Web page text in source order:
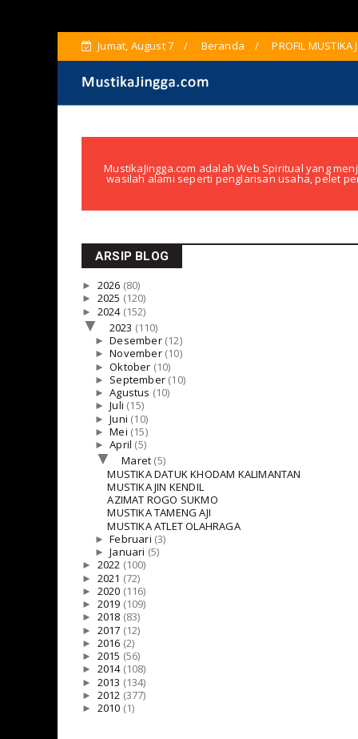
Jumat, August 7 Beranda PROFIL MUSTIKA
MustikaJingga.com adalah Web Spiritual yang
wasilah alami seperti penglarisan usaha, pelet
ARSIP BLOG
► 2026 (80)
► 2025 (120)
► 2024 (152)
▼ 2023 (110)
►Desember (12)
►November (10)
►Oktober (10)
► September (10)
►Agustus (10)
►Juli (15)
►Juni (10)
►Mei (15)
►April (5)
▼Maret (5)
MUSTIKA DATUK KHODAM KALIMANTAN
MUSTIKA JIN KENDIL
AZIMAT ROGO SUKMO
MUSTIKA TAMENG AJI
MUSTIKA ATLET OLAHRAGA
►Februari (3)
►Januari (5)
► 2022 (100)
► 2021 (72)
► 2020 (116)
► 2019 (109)
► 2018 (83)
► 2017 (12)
► 2016 (2)
► 2015 (56)
► 2014 (108)
► 2013 (134)
► 2012 (377)
► 2010 (1)